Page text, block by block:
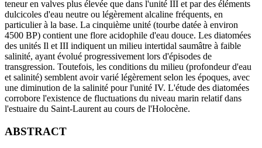
teneur en valves plus élevée que dans l'unité III et par des éléments
dulcicoles d'eau neutre ou légèrement alcaline fréquents, en
particulier à la base. La cinquième unité (tourbe datée à environ
4500 BP) contient une flore acidophile d'eau douce. Les diatomées
des unités Il et III indiquent un milieu intertidal saumâtre à faible
salinité, ayant évolué progressivement lors d'épisodes de
transgression. Toutefois, les conditions du milieu (profondeur d'eau
et salinité) semblent avoir varié légèrement selon les époques, avec
une diminution de la salinité pour l'unité IV. L'étude des diatomées
corrobore l'existence de fluctuations du niveau marin relatif dans
l'estuaire du Saint-Laurent au cours de l'Holocène.
ABSTRACT